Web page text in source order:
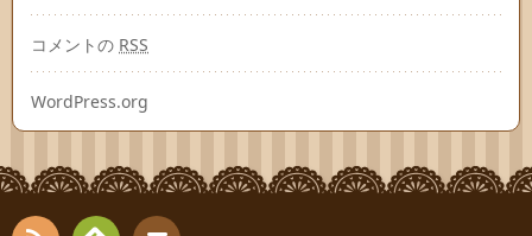
コメントの RSS
WordPress.org